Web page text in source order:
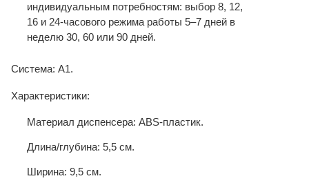
индивидуальным потребностям: выбор 8, 12,
16 и 24-часового режима работы 5–7 дней в
неделю 30, 60 или 90 дней.
Система: А1.
Характеристики:
Материал диспенсера: ABS-пластик.
Длина/глубина: 5,5 см.
Ширина: 9,5 см.